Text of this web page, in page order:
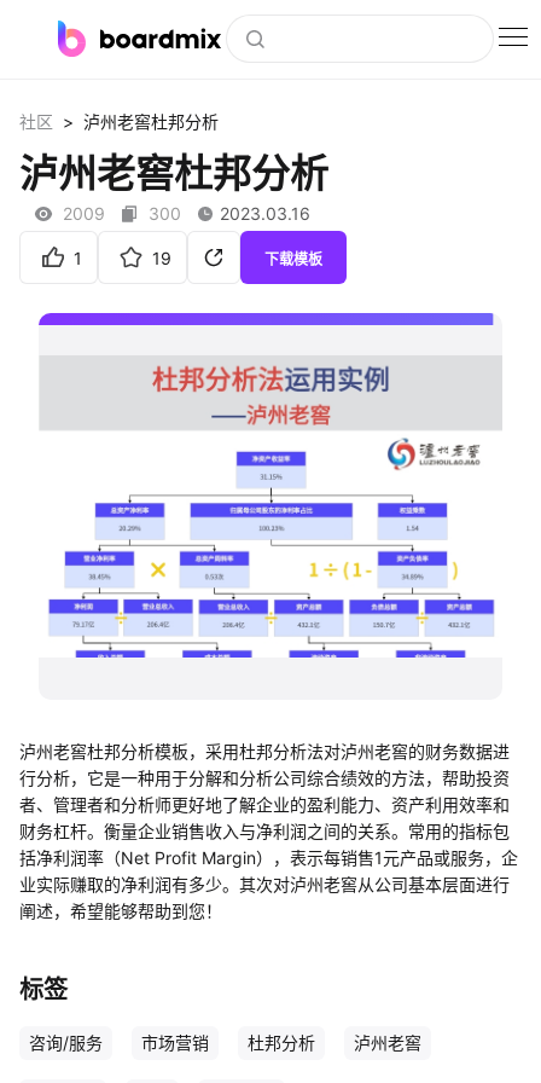
社区资源
下载
会员
私有化部署
帮助中心
知识分享社区
社区 > 泸州老窖杜邦分析
泸州老窖杜邦分析
2009 300 2023.03.16
1 19 下载模板
泸州老窖杜邦分析模板，采用杜邦分析法对泸州老窖的财务数据进
行分析，它是一种用于分解和分析公司综合绩效的方法，帮助投资
者、管理者和分析师更好地了解企业的盈利能力、资产利用效率和
财务杠杆。衡量企业销售收入与净利润之间的关系。常用的指标包
括净利润率（Net Profit Margin），表示每销售1元产品或服务，企
业实际赚取的净利润有多少。其次对泸州老窖从公司基本层面进行
阐述，希望能够帮助到您！
标签
咨询/服务 市场营销 杜邦分析 泸州老窖